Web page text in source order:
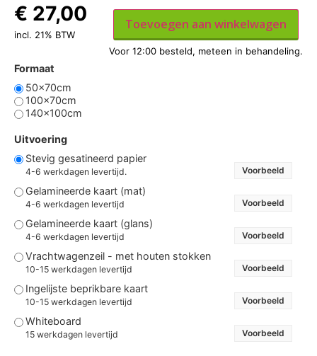
Formaat
50x70cm
100x70cm
140x100cm
Uitvoering
Stevig gesatineerd papier
4-6 werkdagen levertijd. Voorbeeld
Gelamineerde kaart (mat)
4-6 werkdagen levertijd Voorbeeld
Gelamineerde kaart (glans)
4-6 werkdagen levertijd Voorbeeld
Vrachtwagenzeil - met houten stokken
10-15 werkdagen levertijd Voorbeeld
Ingelijste beprikbare kaart
10-15 werkdagen levertijd Voorbeeld
Whiteboard
15 werkdagen levertijd Voorbeeld
€ 27,00
incl. 21% BTW
Toevoegen aan winkelwagen